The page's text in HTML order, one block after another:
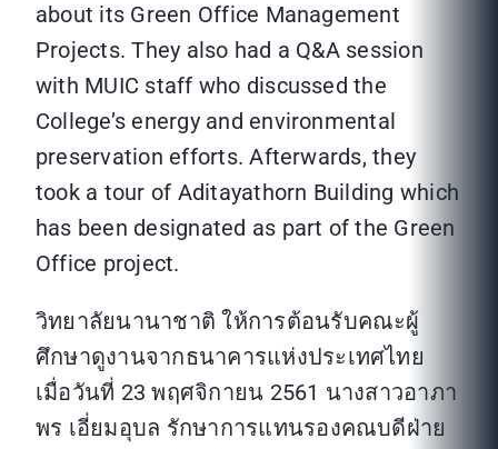
about its Green Office Management
Projects. They also had a Q&A session
with MUIC staff who discussed the
College’s energy and environmental
preservation efforts. Afterwards, they
took a tour of Aditayathorn Building which
has been designated as part of the Green
Office project.
วิทยาลัยนานาชาติ ให้การต้อนรับคณะผู้
ศึกษาดูงานจากธนาคารแห่งประเทศไทย
เมื่อวันที่ 23 พฤศจิกายน 2561 นางสาวอาภา
พร เอี่ยมอุบล รักษาการแทนรองคณบดีฝ่าย